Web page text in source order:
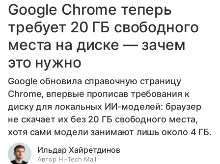
Google Chrome теперь
требует 20 ГБ свободного
места на диске — зачем
это нужно
Google обновила справочную страницу
Chrome, впервые прописав требования к
диску для локальных ИИ-моделей: браузер
не скачает их без 20 ГБ свободного места,
хотя сами модели занимают лишь около 4 ГБ.
Ильдар Хайретдинов
Автор Hi-Tech Mail